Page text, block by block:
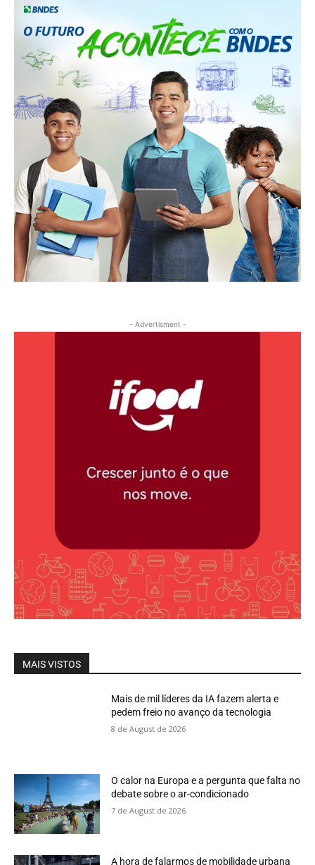
- Advertisment -
MAIS VISTOS
Mais de mil líderes da IA fazem alerta e
pedem freio no avanço da tecnologia
8 de August de 2026
O calor na Europa e a pergunta que falta no
debate sobre o ar-condicionado
7 de August de 2026
A hora de falarmos de mobilidade urbana